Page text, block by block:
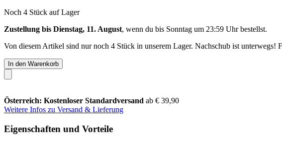
Noch 4 Stück auf Lager
Zustellung bis Dienstag, 11. August, wenn du bis Sonntag um 23:59 Uhrbestellst.
Von diesem Artikel sind nur noch 4 Stück in unserem Lager. Nachschub ist unterwegs!
In den Warenkorb
Österreich: Kostenloser Standardversand ab € 39,90
Weitere Infos zu Versand & Lieferung
Eigenschaften und Vorteile